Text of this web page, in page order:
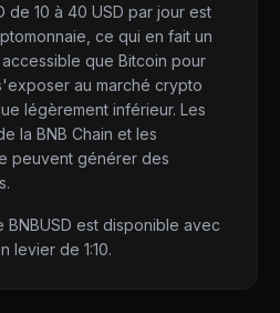
de 10 à 40 USD par jour est
ce qui en fait un
que Bitcoin pour
au marché crypto
légèrement inférieur. Les
la BNB Chain et les
peuvent générer des
BNBUSD est disponible avec
levier de 1:10.